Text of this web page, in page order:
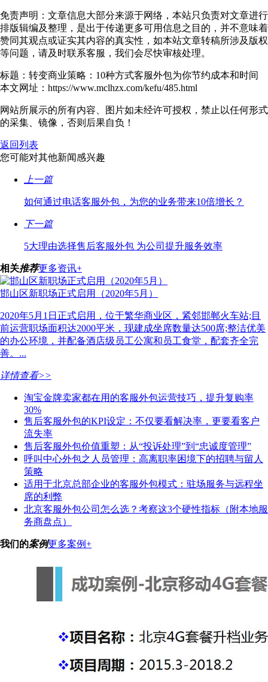
免责声明：文章信息大部分来源于网络，本站只负责对文章进行
排版辑编及整理，是出于传递更多可用信息之目的，并不意味着
赞同其观点或证实其内容的真实性，如本站文章转稿所涉及版权
等问题，请及时联系客服，我们会尽快审核处理。
标题：转变商业策略：10种方式客服外包为你节约成本和时间
本文网址：https://www.mclhzx.com/kefu/485.html
网站所展示的所有内容、图片如未经许可授权，禁止以任何形式
的采集、镜像，否则后果自负！
返回列表
您可能对其他新闻感兴趣
上一篇
如何通过电话客服外包，为您的业务带来10倍增长？
下一篇
5大理由选择售后客服外包 为公司提升服务效率
相关推荐更多资讯+
邯山区新职场正式启用（2020年5月）
2020年5月1日正式启用，位于繁华商业区，紧邻邯郸火车站;目
前运营职场面积达2000平米，现建成坐席数量达500席;整洁优美
的办公环境，并配备酒店级员工公寓和员工食堂，配套齐全完
善。...
详情查看>>
淘宝金牌卖家都在用的客服外包运营技巧，提升复购率
30%
售后客服外包的KPI设定：不仅要看解决率，更要看客户
流失率
售后客服外包价值重塑：从“投诉处理”到“忠诚度管理”
呼叫中心外包之人员管理：高离职率困境下的招聘与留人
策略
适用于北京总部企业的客服外包模式：驻场服务与远程坐
席的利弊
北京客服外包公司怎么选？考察这3个硬性指标（附本地服
务商盘点）
我们的案例更多案例+